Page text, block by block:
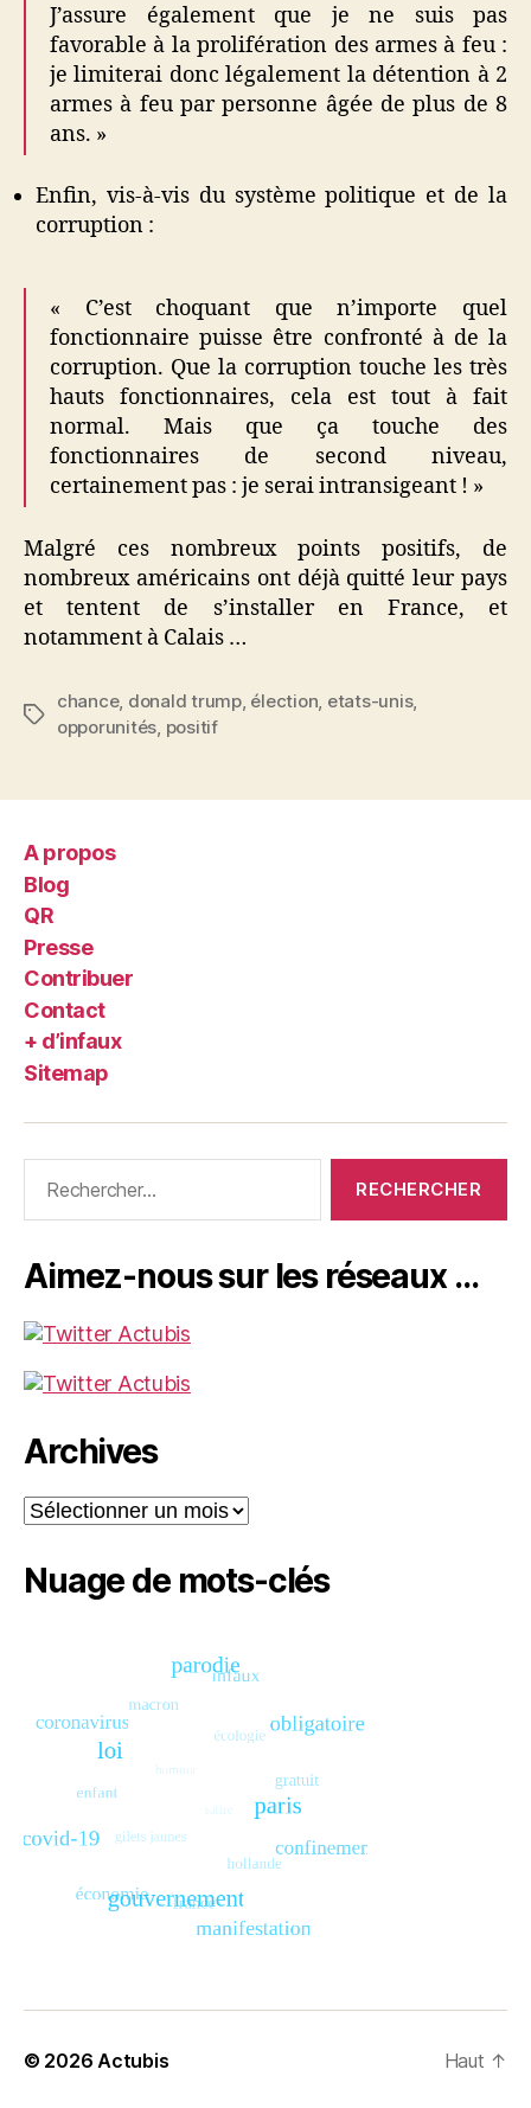
J’assure également que je ne suis pas
favorable à la prolifération des armes à feu :
je limiterai donc légalement la détention à 2
armes à feu par personne âgée de plus de 8
ans. »
Enfin, vis-à-vis du système politique et de la
corruption :
« C’est choquant que n’importe quel
fonctionnaire puisse être confronté à de la
corruption. Que la corruption touche les très
hauts fonctionnaires, cela est tout à fait
normal. Mais que ça touche des
fonctionnaires de second niveau,
certainement pas : je serai intransigeant ! »
Malgré ces nombreux points positifs, de
nombreux américains ont déjà quitté leur pays
et tentent de s’installer en France, et
notamment à Calais …
Étiquettes
chance, donald trump, élection etats-unis,
opporunités positif
A propos
Blog
QR
Presse
Contribuer
Contact
+ d’infaux
Sitemap
Aimez-nous sur les réseaux …
Archives
Archives
Nuage de mots-clés
© 2026 Actubis Haut ↑